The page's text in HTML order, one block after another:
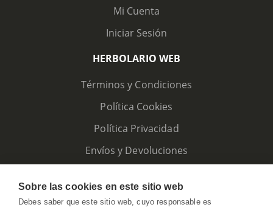
Mi Cuenta
Iniciar Sesión
HERBOLARIO WEB
Términos y Condiciones
Política Cookies
Política Privacidad
Envíos y Devoluciones
Sobre las cookies en este sitio web
Debes saber que este sitio web, cuyo responsable es